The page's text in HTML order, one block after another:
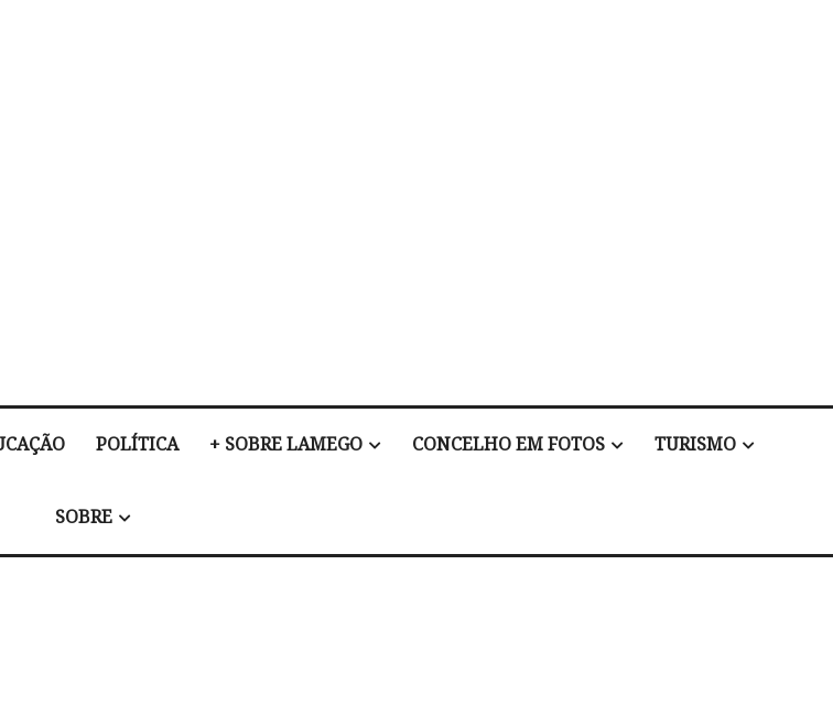
POLÍTICA + SOBRE LAMEGO CONCELHO EM FOTOS TURISMO
SOBRE